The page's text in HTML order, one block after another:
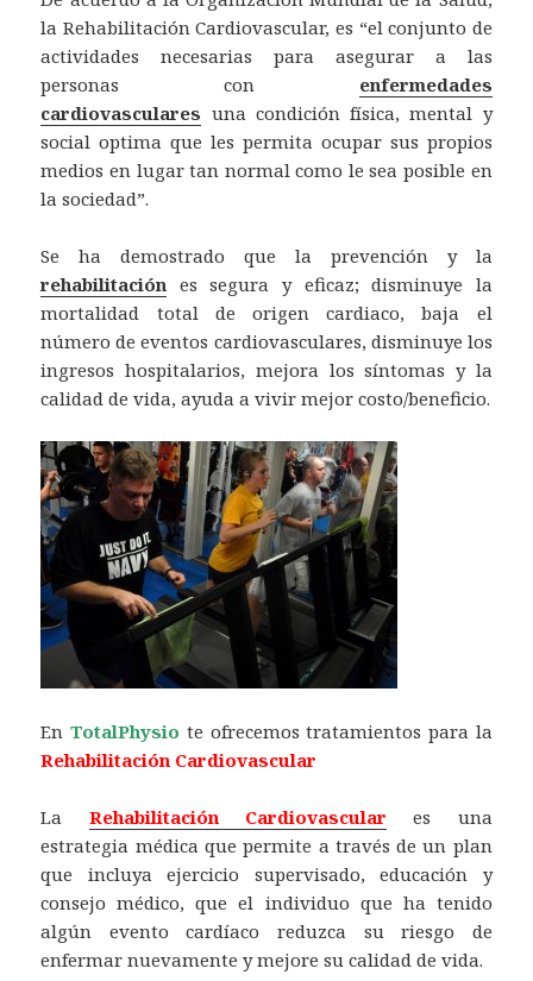
la Rehabilitación Cardiovascular, es “el conjunto de
actividades necesarias para asegurar a las
personas con enfermedades
cardiovasculares una condición física, mental y
social optima que les permita ocupar sus propios
medios en lugar tan normal como le sea posible en
la sociedad”.
Se ha demostrado que la prevención y la
rehabilitación es segura y eficaz; disminuye la
mortalidad total de origen cardiaco, baja el
número de eventos cardiovasculares, disminuye los
ingresos hospitalarios, mejora los síntomas y la
calidad de vida, ayuda a vivir mejor costo/beneficio.
EnTotalPhysio te ofrecemos tratamientos para la
Rehabilitación Cardiovascular
La Rehabilitación Cardiovascular
es una
estrategia médica que permite a través de un plan
que incluya ejercicio supervisado, educación y
consejo médico, que el individuo que ha tenido
algún evento cardíaco reduzca su riesgo de
enfermar nuevamente y mejore su calidad de vida.